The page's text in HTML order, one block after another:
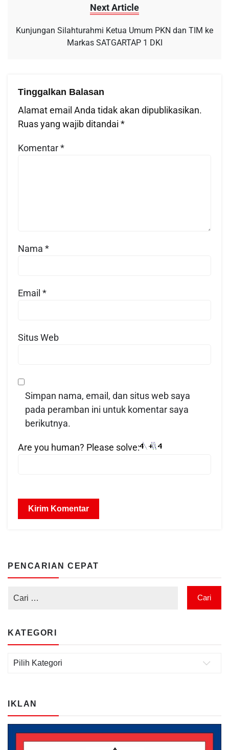
Next Article
Kunjungan Silahturahmi Ketua Umum PKN dan TIM ke
Markas SATGARTAP 1 DKI
Tinggalkan Balasan
Alamat email Anda tidak akan dipublikasikan.
Ruas yang wajib ditandai *
Komentar*
Nama *
Email *
Situs Web
Simpan nama, email, dan situs web saya
pada peramban ini untuk komentar saya
berikutnya.
Are you human? Please solve:
PENCARIAN CEPAT
KATEGORI
IKLAN